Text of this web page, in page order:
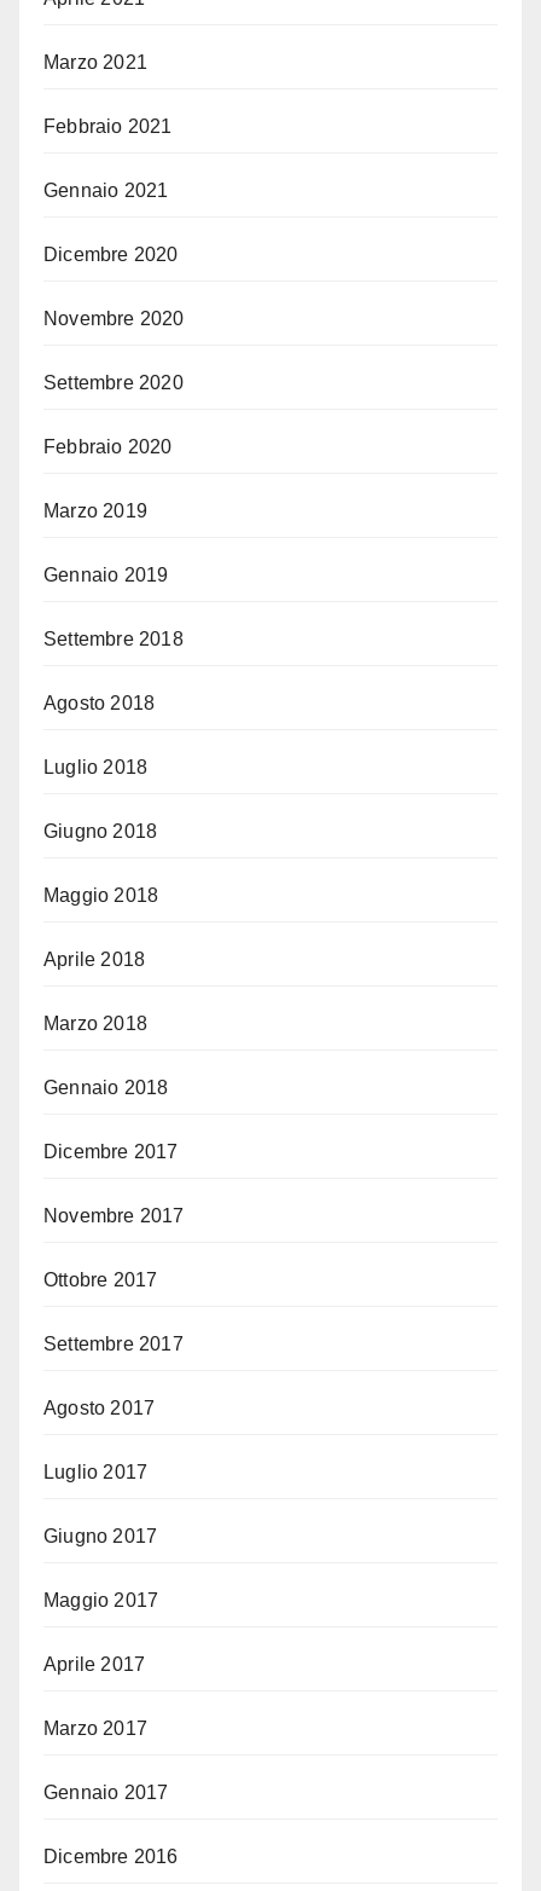
Marzo 2021
Febbraio 2021
Gennaio 2021
Dicembre 2020
Novembre 2020
Settembre 2020
Febbraio 2020
Marzo 2019
Gennaio 2019
Settembre 2018
Agosto 2018
Luglio 2018
Giugno 2018
Maggio 2018
Aprile 2018
Marzo 2018
Gennaio 2018
Dicembre 2017
Novembre 2017
Ottobre 2017
Settembre 2017
Agosto 2017
Luglio 2017
Giugno 2017
Maggio 2017
Aprile 2017
Marzo 2017
Gennaio 2017
Dicembre 2016